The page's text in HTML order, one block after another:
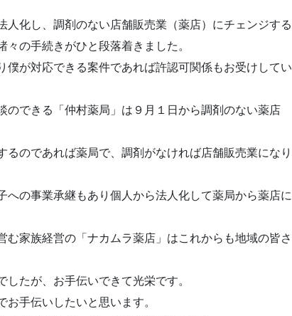
化し、調剤のない店舗販売業（薬店）にチェンジする
の手続きがひと段落着きました。
僕が対応できる案件であれば許認可関係もお受けしてい
のできる「仲村薬局」は９月１日から調剤のない薬店
のであれば薬局で、調剤がなければ店舗販売業になり
の事業承継もあり個人から法人化して薬局から薬店に
家族経営の「ナカムラ薬店」はこれからも地域の皆さ
たが、お手伝いできて光栄です。
手伝いしたいと思います。